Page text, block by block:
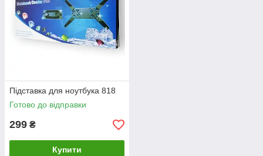
Підставка для ноутбука 818
Готово до відправки
299 ₴
Купити